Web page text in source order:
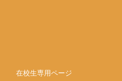
在校生専用ページ